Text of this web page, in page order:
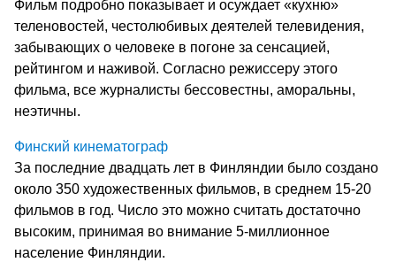
Фильм подробно показывает и осуждает «кухню»
теленовостей, честолюбивых деятелей телевидения,
забывающих о человеке в погоне за сенсацией,
рейтингом и наживой. Согласно режиссеру этого
фильма, все журналисты бессовестны, аморальны,
неэтичны.
Финский кинематограф
За последние двадцать лет в Финляндии было создано
около 350 художественных фильмов, в среднем 15-20
фильмов в год. Число это можно считать достаточно
высоким, принимая во внимание 5-миллионное
население Финляндии.